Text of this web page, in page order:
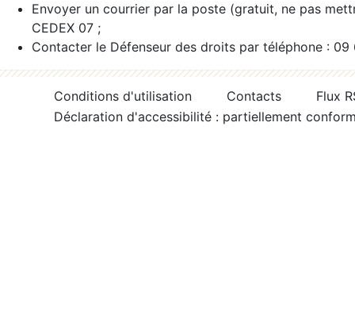
Envoyer un courrier par la poste (gratuit, ne pas
CEDEX 07 ;
Contacter le Défenseur des droits par téléphone :
Conditions d'utilisation Contacts
Flux
Déclaration d'accessibilité : partiellement